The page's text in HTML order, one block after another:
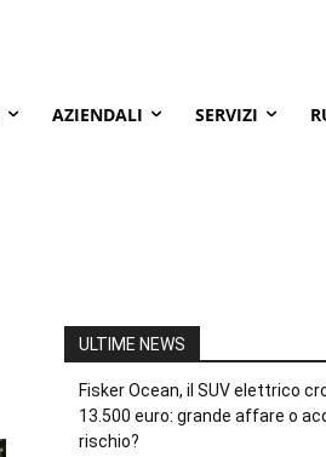
AZIENDALI SERVIZI
ULTIME NEWS
Fisker Ocean, il SUV elettrico
13.500 euro: grande affare o
rischio?